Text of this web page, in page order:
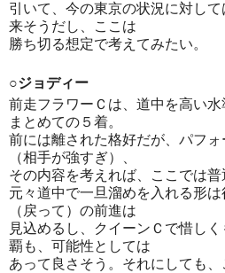
引いて、今の東京の状況に対し
来そうだし、ここは
勝ち切る想定で考えてみたい。
○ジョディー
前走フラワーＣは、道中を高い
まとめての５着。
前には離された格好だが、パフ
（相手が強すぎ）、
その内容を考えれば、ここでは普
元々道中で一旦溜めを入れる形
（戻って）の前進は
見込めるし、クイーンＣで惜し
覇も、可能性としては
あって良さそう。それにしても